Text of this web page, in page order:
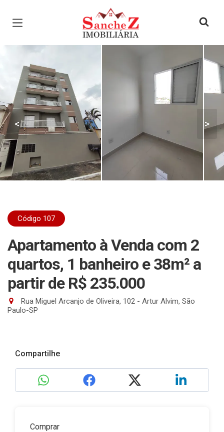
Página inicial
< >
Código 107
Apartamento à Venda com 2
quartos, 1 banheiro e 38m² a
partir de R$ 235.000
Rua Miguel Arcanjo de Oliveira, 102 - Artur Alvim, São
Paulo-SP
Compartilhe
Comprar